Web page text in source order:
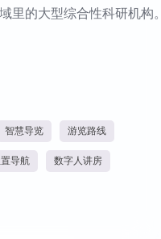
里的大型综合性科研机构
智慧导览 游览路线
导航 数字人讲房